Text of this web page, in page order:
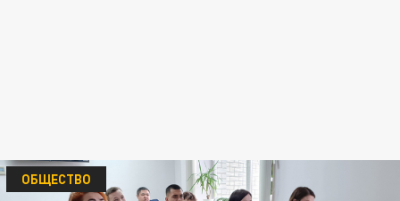
ОБЩЕСТВО